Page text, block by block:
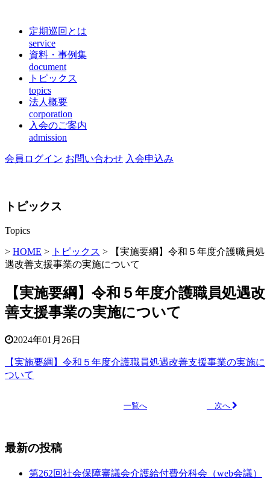
定期巡回とは
service
資料・事例集
document
トピックス
topics
法人概要
corporation
入会のご案内
admission
会員ログイン お問い合わせ 入会申込み
トピックス
Topics
> HOME > トピックス > 【実施要綱】令和５年度介護職員処
遇改善支援事業の実施について
【実施要綱】令和５年度介護職員処遇改
善支援事業の実施について
2024年01月26日
【実施要綱】令和５年度介護職員処遇改善支援事業の実施に
ついて
一覧へ 次へ
最新の投稿
第262回社会保障審議会介護給付費分科会（web会議）